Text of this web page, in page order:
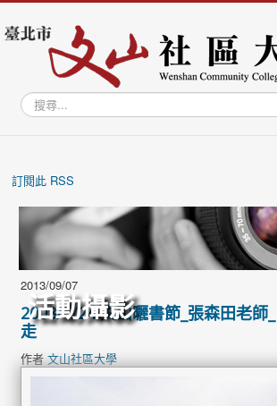
搜
尋...
學習專區
學員專區
教師專區
文山學資訊網
文山藝廊
訂閱此 RSS
活動攝影
2013/09/07
2008/1/24 文山曬書節_張森田老師
走
作者文山社區大學